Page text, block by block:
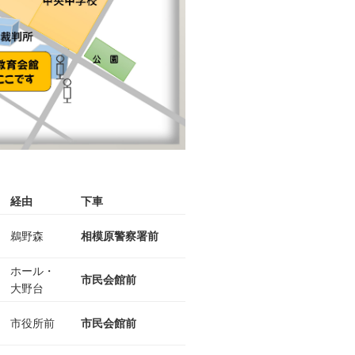
経由 下車
鵜野森 相模原警察署前
ホール・
大野台
市民会館前
市役所前 市民会館前